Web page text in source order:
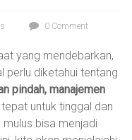
0 Comment
yang mendebarkan,
perlu diketahui tentang
pindah, manajemen
untuk tinggal dan
bisa menjadi